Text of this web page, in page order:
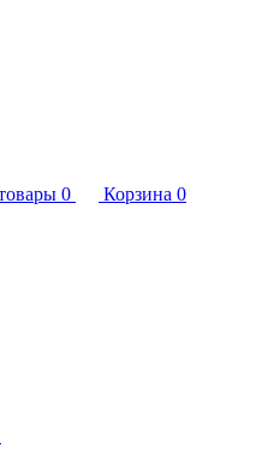
0 Корзина 0